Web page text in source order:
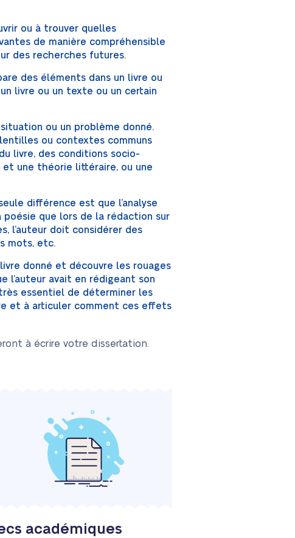
ou à trouver quelles
de manière compréhensible
des recherches futures.
des éléments dans un livre ou
livre ou un texte ou un certain
ou un problème donné.
ou contextes communs
livre, des conditions socio-
et une théorie littéraire, ou une
différence est que l’analyse
poésie que lors de la rédaction sur
l’auteur doit considérer des
mots, etc.
donné et découvre les rouages
l’auteur avait en rédigeant son
essentiel de déterminer les
et à articuler comment ces effets
à écrire votre dissertation.
académiques